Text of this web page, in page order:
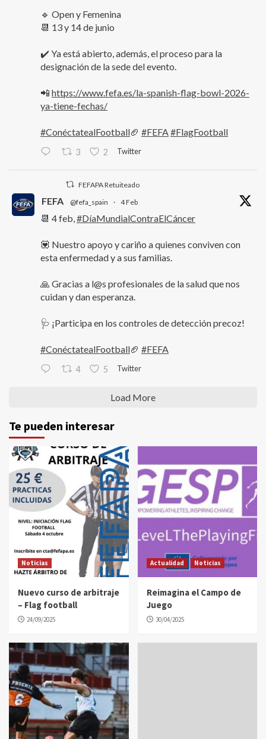
🔹 Open y Femenina
📆 13 y 14 de junio
✔️ Ya está abierto, además, el proceso para la
designación de la sede del evento.
📲 https://www.fefa.es/la-spanish-flag-bowl-2026-
ya-tiene-fechas/
#ConéctatealFootball🏈 #FEFA#FlagFootball
3 2 Twitter
FEFAPA Retuiteado
FEFA @fefa_spain · 4 Feb
📆 4 feb,#DíaMundialContraElCáncer
💟 Nuestro apoyo y cariño a quienes conviven con
esta enfermedad y a sus familias.
🙏 Gracias a l@s profesionales de la salud que nos
cuidan y dan esperanza.
🩺 ¡Participa en los controles de detección precoz!
#ConéctatealFootball🏈 #FEFA
4 5 Twitter
Load More
Te pueden interesar
Noticias
Nuevo curso de arbitraje
– Flag football
24/09/2025
Actualidad Noticias
Reimagina el Campo de
Juego
30/04/2025